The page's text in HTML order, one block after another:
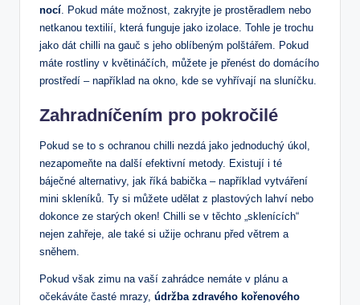
nocí. Pokud máte možnost, zakryjte je prostěradlem nebo
netkanou textilií, která funguje jako izolace. Tohle je trochu
jako dát chilli na gauč s jeho oblíbeným polštářem. Pokud
máte rostliny v květináčích, můžete je přenést do domácího
prostředí – například na okno, kde se vyhřívají na sluníčku.
Zahradníčením pro pokročilé
Pokud se to s ochranou chilli nezdá jako jednoduchý úkol,
nezapomeňte na další efektivní metody. Existují i té
báječné alternativy, jak říká babička – například vytváření
mini skleníků. Ty si můžete udělat z plastových lahví nebo
dokonce ze starých oken! Chilli se v těchto „sklenících“
nejen zahřeje, ale také si užije ochranu před větrem a
sněhem.
Pokud však zimu na vaší zahrádce nemáte v plánu a
očekáváte časté mrazy, údržba zdravého kořenového